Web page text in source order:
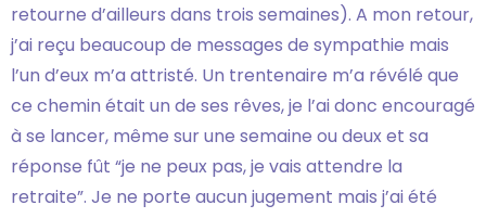
retourne d’ailleurs dans trois semaines). A mon retour,
j’ai reçu beaucoup de messages de sympathie mais
l’un d’eux m’a attristé. Un trentenaire m’a révélé que
ce chemin était un de ses rêves, je l’ai donc encouragé
à se lancer, même sur une semaine ou deux et sa
réponse fût “je ne peux pas, je vais attendre la
retraite”. Je ne porte aucun jugement mais j’ai été